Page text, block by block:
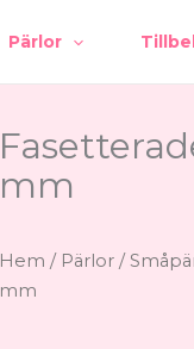
Pärlor
mm
Hem / Pärlor /
mm